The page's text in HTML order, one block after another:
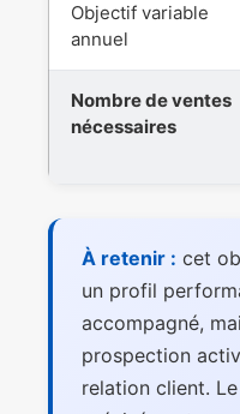
Objectif variable
annuel
Nombre de ventes
nécessaires
À retenir : cet
un profil
accompagné,
prospection
relation client.